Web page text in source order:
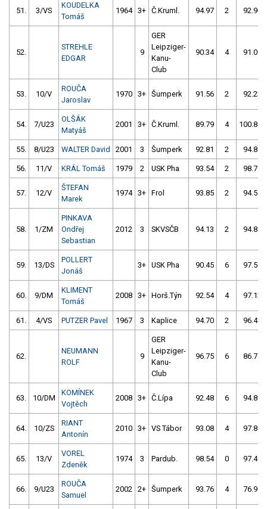
51. 3/VS
KOUDELKA
Tomáš
1964 3+ Č.Kruml. 94.97 2 92.90
52.
STREHLE
EDGAR
9
GER
Leipziger-
Kanu-
Club
90.34 4 91.01
53. 10/V
ROUČA
Jaroslav
1970 3+ Šumperk 91.56 2 92.23
54. 7/U23
OLŠÁK
Matyáš
2001 3+ Č.Kruml. 89.79 4 100.81
55. 8/U23 WALTER David 2001 3 Šumperk 92.81 2 94.88
56. 11/V KRÁL Tomáš 1979 2 USK Pha 93.54 2 98.76
57. 12/V
ŠTEFAN
Marek
1974 3+ Frol 93.85 2 94.55
58. 1/ZM
PINKAVA
Ondřej
Sebastian
2012 3 SKVSČB 94.13 2 94.87
59. 13/DS
POLLERT
Jonáš
3+ USK Pha 90.45 6 97.58
60. 9/DM
KLIMENT
Tomáš
2008 3+ Horš.Týn 92.54 4 97.13
61. 4/VS PUTZER Pavel 1967 3 Kaplice 94.70 2 96.43
62.
NEUMANN
ROLF
9
GER
Leipziger-
Kanu-
Club
96.75 6 86.71
63. 10/DM
KOMÍNEK
Vojtěch
2008 3+ Č.Lípa 92.48 6 94.89
64. 10/ZS
RIANT
Antonín
2010 3+ VS Tábor 93.08 4 97.89
65. 13/V
VOREL
Zdeněk
1974 3 Pardub. 98.54 0 97.48
66. 9/U23
ROUČA
Samuel
2002 2+ Šumperk 93.76 4 76.91